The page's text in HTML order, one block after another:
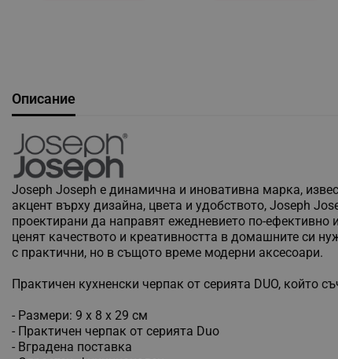
Описание
Joseph Joseph е динамична и иновативна марка,
акцент върху дизайна, цвета и удобството, Joseph
проектирани да направят ежедневието по-ефективно
ценят качеството и креативността в домашните си
с практични, но в същото време модерни аксесоари.
Практичен кухненски черпак от серията DUO, който
- Размери: 9 x 8 x 29 см
- Практичен черпак от серията Duo
- Вградена поставка